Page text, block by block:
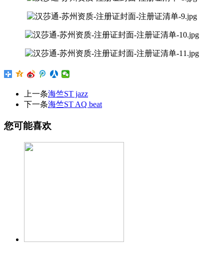
上一条海竺ST jazz
下一条海竺ST AQ beat
您可能喜欢